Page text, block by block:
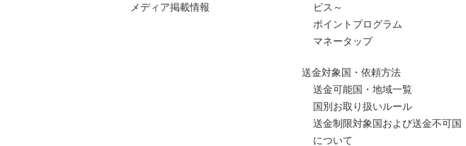
メディア掲載情報
ビス～
ポイントプログラム
マネータップ
送金対象国・依頼方法
送金可能国・地域一覧
国別お取り扱いルール
送金制限対象国および送金不可国
について